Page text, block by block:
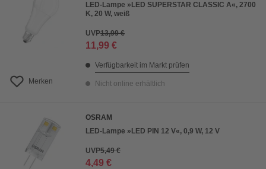
Merken
LED-Lampe »LED SUPERSTAR CLASSIC A«, 2700
K, 20 W, weiß
UVP13,99 €
11,99 €
Verfügbarkeit im Markt prüfen
Nicht online erhältlich
OSRAM
LED-Lampe »LED PIN 12 V«, 0,9 W, 12 V
UVP5,49 €
4,49 €